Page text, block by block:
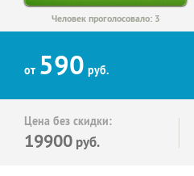
Человек проголосовало: 3
от 590 руб.
Цена без скидки:
19900 руб.